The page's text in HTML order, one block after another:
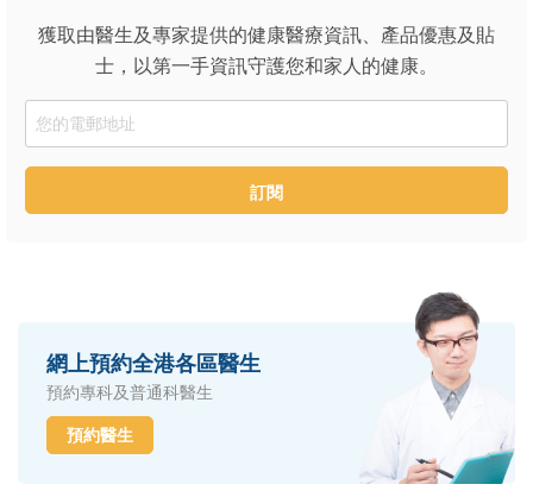
獲取由醫生及專家提供的健康醫療資訊、產品優惠及貼
士，以第一手資訊守護您和家人的健康。
Email
訂閱
網上預約全港各區醫生
預約專科及普通科醫生
預約醫生